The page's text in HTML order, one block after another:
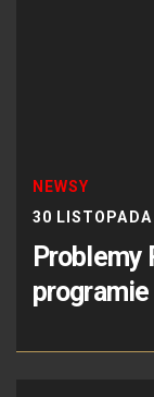
NEWSY
30
Problemy